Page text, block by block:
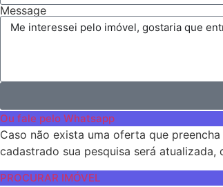
Message
Ou fale pelo Whatsapp
Caso não exista uma oferta que
cadastrado sua pesquisa será
PROCURAR IMÓVEL